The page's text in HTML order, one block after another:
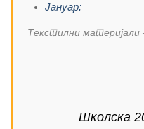
Јануар:
Текстилни
Школска